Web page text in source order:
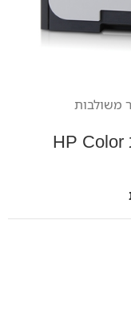
משולבות
מדפסת לייזר משולבת צבעונית HP Color